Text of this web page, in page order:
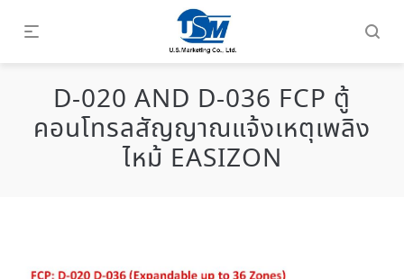
D-020 AND D-036 FCP ตู้
คอนโทรลสัญญาณแจ้งเหตุเพลิง
ไหม้ EASIZON